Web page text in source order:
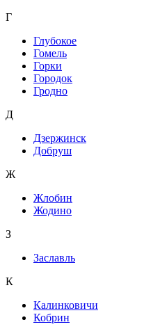
Г
Глубокое
Гомель
Горки
Городок
Гродно
Д
Дзержинск
Добруш
Ж
Жлобин
Жодино
З
Заславль
К
Калинковичи
Кобрин